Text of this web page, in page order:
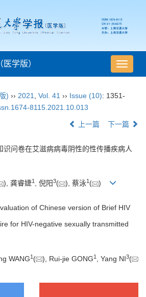
导
航
换
学版）
) ›› 2021 Vol. 41 ›› Issue (10): 1351-
8115.2021.10.013
上一篇 下一篇
识问卷在艾滋病病毒阴性的性传播疾病人
), 龚睿婕1 , 倪阳3( ), 蔡泳1 ( )
of Chinese version of Brief HIV
for HIV-negative sexually transmitted
WANG1 ( ), Rui-jie GONG1 , Yang NI3(